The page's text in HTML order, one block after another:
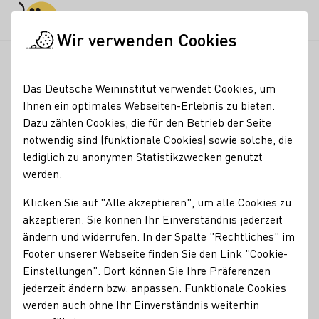
Rheingau – Lena Orth
Fakten
geboren
2000
Ausbildung
Winzerin und Studium Weinbau & Oenologie an der
Hochschule Geisenheim University
Beruf
Marketing und Produktentwicklung bei Carl Jung GmbH
Wir verwenden Cookies
Das Deutsche Weininstitut verwendet Cookies, um
Ihnen ein optimales Webseiten-Erlebnis zu bieten.
Dazu zählen Cookies, die für den Betrieb der Seite
notwendig sind (funktionale Cookies) sowie solche, die
lediglich zu anonymen Statistikzwecken genutzt
werden.
Klicken Sie auf "Alle akzeptieren", um alle Cookies zu
akzeptieren. Sie können Ihr Einverständnis jederzeit
ändern und widerrufen. In der Spalte "Rechtliches" im
Footer unserer Webseite finden Sie den Link "Cookie-
Einstellungen". Dort können Sie Ihre Präferenzen
jederzeit ändern bzw. anpassen. Funktionale Cookies
werden auch ohne Ihr Einverständnis weiterhin